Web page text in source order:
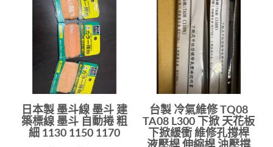
日本製 墨斗線 墨斗 建
築標線 墨斗 自動捲 粗
細 1130 1150 1170
台製 冷氣維修 TQ08
TA08 L300 下掀 天花板
下掀緩衝 維修孔撐桿